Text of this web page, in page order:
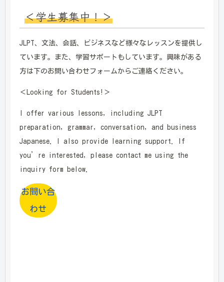
＜学生募集中！＞
JLPT、文法、会話、ビジネスなど様々なレッスンを提供し
ています。また、学習サポートもしています。興味がある
方は下のお問い合わせフォームからご連絡ください。
＜Looking for Students!＞
I offer various lessons, including JLPT
preparation, grammar, conversation, and business
Japanese. I also provide learning support. If
you’re interested, please contact me using the
inquiry form below.
お問い合
わせ